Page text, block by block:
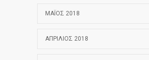
ΜΆΙΟΣ 2018
ΑΠΡΊΛΙΟΣ 2018